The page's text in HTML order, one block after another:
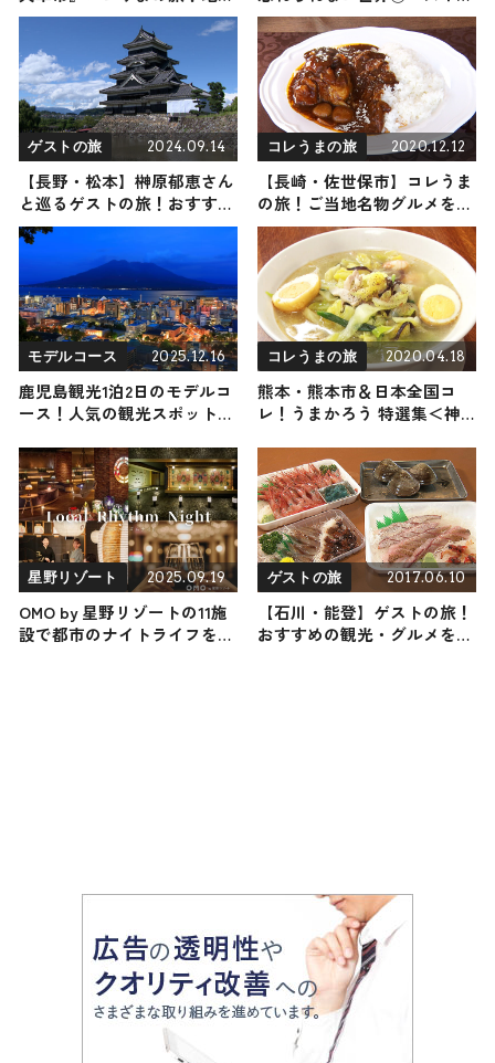
の人おすすめのご当地名物グ
ルメ4選 2025年6月7日放送
＆フィジー編』＞
ゲストの旅 2024.09.14
【長野・松本】榊原郁恵さん
と巡るゲストの旅！おすすめ
の観光・グルメをご紹介
2024年9月14日放送
コレうまの旅 2020.12.12
【長崎・佐世保市】コレうま
の旅！ご当地名物グルメをお
届け
モデルコース 2025.12.16
鹿児島観光1泊2日のモデルコ
ース！人気の観光スポット・
を紹介
コレうまの旅 2020.04.18
熊本・熊本市＆日本全国コ
レ！うまかろう 特選集＜神
星野リゾート 2025.09.19
OMO by 星野リゾートの11施
設で都市のナイトライフを満
ゲストの旅 2017.06.10
【石川・能登】ゲストの旅！
おすすめの観光・グルメをご